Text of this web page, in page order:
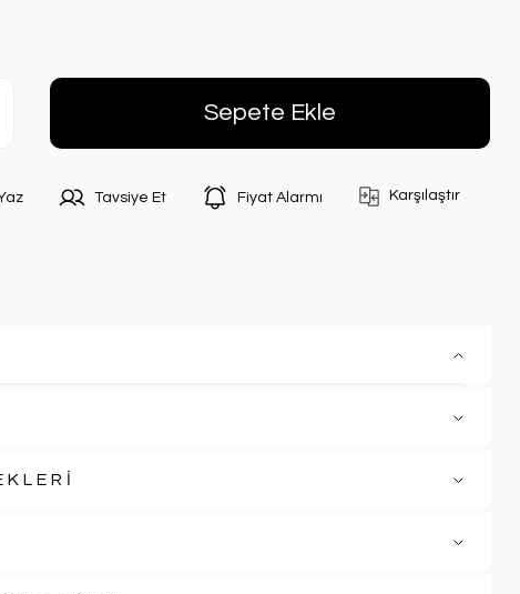
Sepete Ekle
Tavsiye Et Fiyat Alarmı Karşılaştır